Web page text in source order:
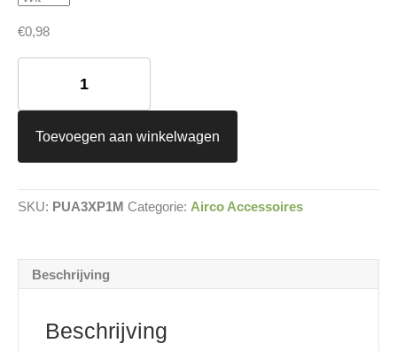
€0,98
Universeel
aansluitsnoer
per
aantal
Toevoegen aan winkelwagen
SKU: PUA3XP1M Categorie: Airco Accessoires
Beschrijving
Beschrijving